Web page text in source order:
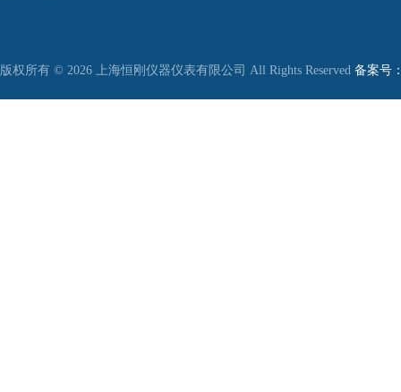
版权所有 © 2026 上海恒刚仪器仪表有限公司 All Rights Reserved 备案号